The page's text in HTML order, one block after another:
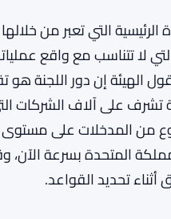
التي تعبر من
لا تتناسب مع واقع
الهيئة إن دور اللجنة
على آلاف الشركات
من المدخلات على
المتحدة بسرعة الآن،
تحديد القواعد.